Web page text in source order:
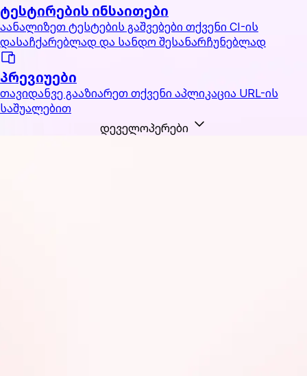
ტესტირების ინსაითები
აანალიზეთ ტესტების გაშვებები თქვენი CI-ის
დასაჩქარებლად და სანდო შესანარჩუნებლად
პრევიუები
თავიდანვე გააზიარეთ თქვენი აპლიკაცია URL-ის
საშუალებით
დეველოპერები